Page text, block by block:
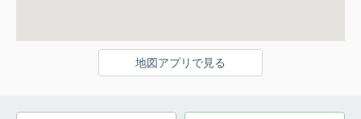
地図アプリで見る